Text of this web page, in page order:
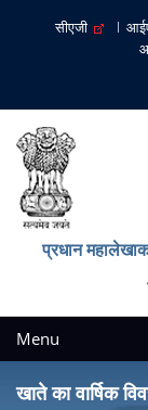
सीएजी
प्रधान
Menu
खाते का वार्षिक